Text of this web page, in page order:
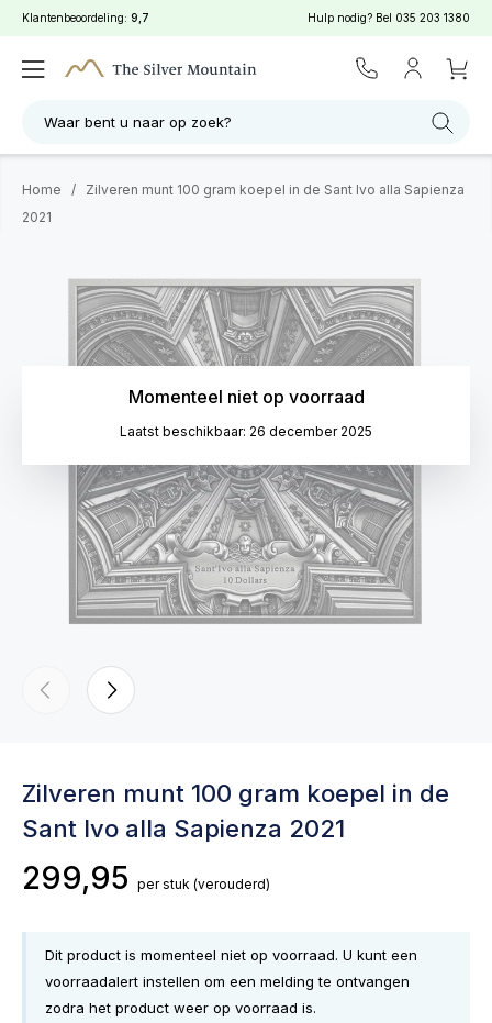
Klantenbeoordeling: 9,7 Hulp nodig? Bel 035 203 1380
Waar bent u naar op zoek?
Home /
Zilveren munt 100 gram koepel in de Sant Ivo alla Sapienza
2021
Momenteel niet op voorraad
Laatst beschikbaar: 26 december 2025
Zilveren munt 100 gram koepel in de
Sant Ivo alla Sapienza 2021
299,95 per stuk (verouderd)
Dit product is momenteel niet op voorraad. U kunt een
voorraadalert instellen om een melding te ontvangen
zodra het product weer op voorraad is.